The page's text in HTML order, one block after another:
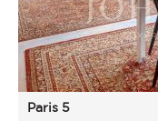
Paris 5